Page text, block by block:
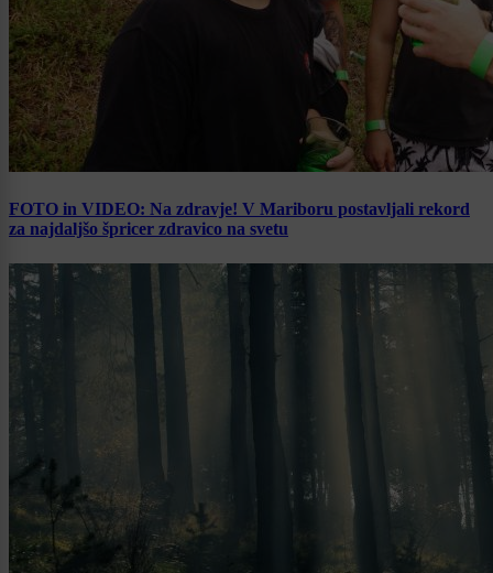
FOTO in VIDEO: Na zdravje! V Mariboru postavljali rekord
za najdaljšo špricer zdravico na svetu